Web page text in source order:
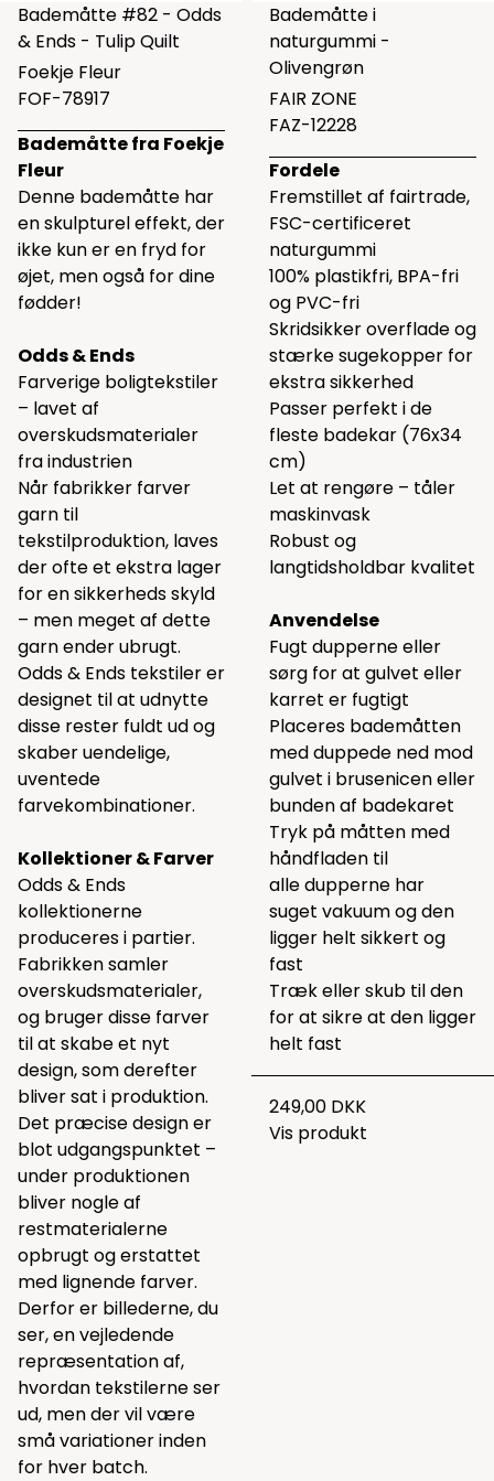
Bademåtte #82 - Odds
& Ends - Tulip Quilt
Foekje Fleur
FOF-78917
Bademåtte fra Foekje
Fleur
Denne bademåtte har
en skulpturel effekt, der
ikke kun er en fryd for
øjet, men også for dine
fødder!
Odds & Ends
Farverige boligtekstiler
– lavet af
overskudsmaterialer
fra industrien
Når fabrikker farver
garn til
tekstilproduktion, laves
der ofte et ekstra lager
for en sikkerheds skyld
– men meget af dette
garn ender ubrugt.
Odds & Ends tekstiler er
designet til at udnytte
disse rester fuldt ud og
skaber uendelige,
uventede
farvekombinationer.
Kollektioner & Farver
Odds & Ends
kollektionerne
produceres i partier.
Fabrikken samler
overskudsmaterialer,
og bruger disse farver
til at skabe et nyt
design, som derefter
bliver sat i produktion.
Det præcise design er
blot udgangspunktet –
under produktionen
bliver nogle af
restmaterialerne
opbrugt og erstattet
med lignende farver.
Derfor er billederne, du
ser, en vejledende
repræsentation af,
hvordan tekstilerne ser
ud, men der vil være
små variationer inden
for hver batch.
Bademåtte i
naturgummi -
Olivengrøn
FAIR ZONE
FAZ-12228
Fordele
Fremstillet af fairtrade,
FSC-certificeret
naturgummi
100% plastikfri, BPA-fri
og PVC-fri
Skridsikker overflade og
stærke sugekopper for
ekstra sikkerhed
Passer perfekt i de
fleste badekar (76x34
cm)
Let at rengøre – tåler
maskinvask
Robust og
langtidsholdbar kvalitet
Anvendelse
Fugt dupperne eller
sørg for at gulvet eller
karret er fugtigt
Placeres bademåtten
med duppede ned mod
gulvet i brusenicen eller
bunden af badekaret
Tryk på måtten med
håndfladen til
alle dupperne har
suget vakuum og den
ligger helt sikkert og
fast
Træk eller skub til den
for at sikre at den ligger
helt fast
249,00 DKK
Vis produkt